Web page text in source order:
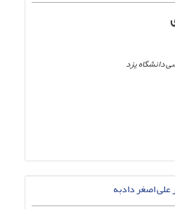
دانشگاه یزد